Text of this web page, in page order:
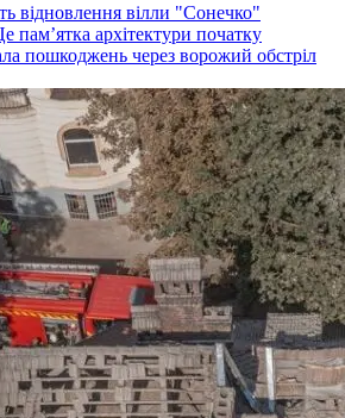
відновлення вілли "Сонечко"
пам’ятка архітектури початку
пошкоджень через ворожий обстріл